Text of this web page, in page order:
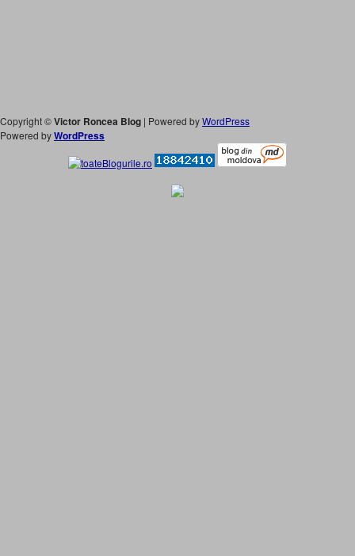
Copyright ©Victor Roncea Blog | Powered byWordPress
Powered byWordPress